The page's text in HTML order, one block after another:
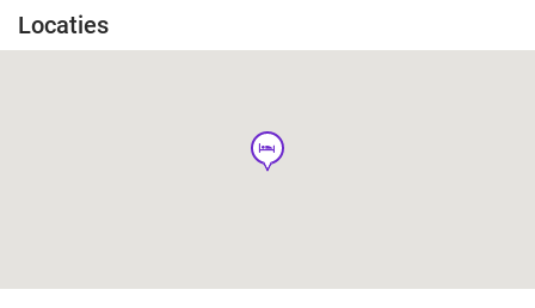
Locaties
hotel